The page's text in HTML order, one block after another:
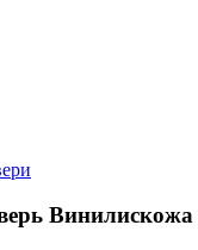
Винилискожа